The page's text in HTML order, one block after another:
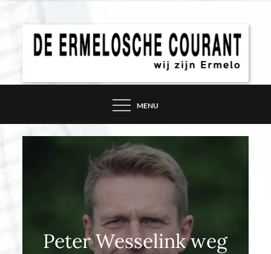
DE ERMELOSCHE
COURANT – WIJ ZIJN
ERMELO
MENU
Peter Wesselink weg